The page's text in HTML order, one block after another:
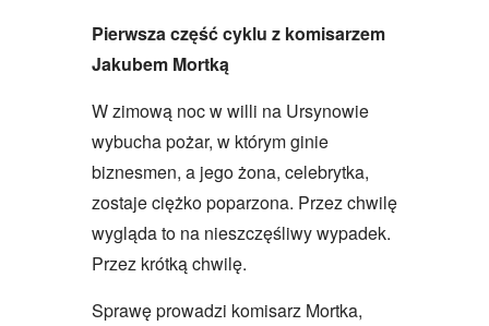
Pierwsza część cyklu z komisarzem
Jakubem Mortką
W zimową noc w willi na Ursynowie
wybucha pożar, w którym ginie
biznesmen, a jego żona, celebrytka,
zostaje ciężko poparzona. Przez chwilę
wygląda to na nieszczęśliwy wypadek.
Przez krótką chwilę.
Sprawę prowadzi komisarz Mortka,